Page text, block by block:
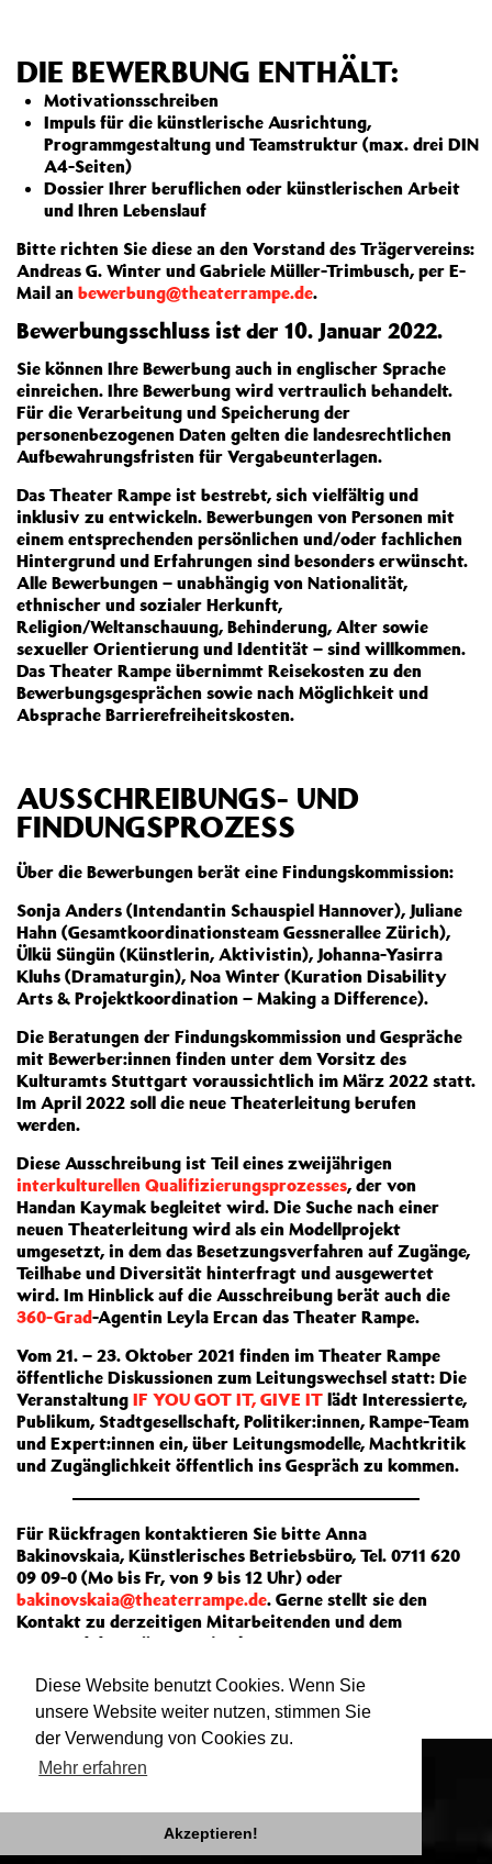
Diese Website benutzt Cookies. Wenn Sie
unsere Website weiter nutzen, stimmen Sie
der Verwendung von Cookies zu.
Mehr erfahren
Akzeptieren!
DIE BEWERBUNG ENTHÄLT:
Motivationsschreiben
Impuls für die künstlerische Ausrichtung,
Programmgestaltung und Teamstruktur (max. drei DIN
A4-Seiten)
Dossier Ihrer beruflichen oder künstlerischen Arbeit
und Ihren Lebenslauf
Bitte richten Sie diese an den Vorstand des Trägervereins:
Andreas G. Winter und Gabriele Müller-Trimbusch, per E-
Mail an bewerbung@theaterrampe.de.
Bewerbungsschluss ist der 10. Januar 2022.
Sie können Ihre Bewerbung auch in englischer Sprache
einreichen. Ihre Bewerbung wird vertraulich behandelt.
Für die Verarbeitung und Speicherung der
personenbezogenen Daten gelten die landesrechtlichen
Aufbewahrungsfristen für Vergabeunterlagen.
Das Theater Rampe ist bestrebt, sich vielfältig und
inklusiv zu entwickeln. Bewerbungen von Personen mit
einem entsprechenden persönlichen und/oder fachlichen
Hintergrund und Erfahrungen sind besonders erwünscht.
Alle Bewerbungen – unabhängig von Nationalität,
ethnischer und sozialer Herkunft,
Religion/Weltanschauung, Behinderung, Alter sowie
sexueller Orientierung und Identität – sind willkommen.
Das Theater Rampe übernimmt Reisekosten zu den
Bewerbungsgesprächen sowie nach Möglichkeit und
Absprache Barrierefreiheitskosten.
AUSSCHREIBUNGS- UND
FINDUNGSPROZESS
Über die Bewerbungen berät eine Findungskommission:
Sonja Anders (Intendantin Schauspiel Hannover), Juliane
Hahn (Gesamtkoordinationsteam Gessnerallee Zürich),
Ülkü Süngün (Künstlerin, Aktivistin), Johanna-Yasirra
Kluhs (Dramaturgin), Noa Winter (Kuration Disability
Arts & Projektkoordination – Making a Difference).
Die Beratungen der Findungskommission und Gespräche
mit Bewerber:innen finden unter dem Vorsitz des
Kulturamts Stuttgart voraussichtlich im März 2022 statt.
Im April 2022 soll die neue Theaterleitung berufen
werden.
Diese Ausschreibung ist Teil eines zweijährigen
interkulturellen Qualifizierungsprozesses, der von
Handan Kaymak begleitet wird. Die Suche nach einer
neuen Theaterleitung wird als ein Modellprojekt
umgesetzt, in dem das Besetzungsverfahren auf Zugänge,
Teilhabe und Diversität hinterfragt und ausgewertet
wird. Im Hinblick auf die Ausschreibung berät auch die
360-Grad-Agentin Leyla Ercan das Theater Rampe.
Vom 21. – 23. Oktober 2021 finden im Theater Rampe
öffentliche Diskussionen zum Leitungswechsel statt: Die
Veranstaltung IF YOU GOT IT, GIVE IT lädt Interessierte,
Publikum, Stadtgesellschaft, Politiker:innen, Rampe-Team
und Expert:innen ein, über Leitungsmodelle, Machtkritik
und Zugänglichkeit öffentlich ins Gespräch zu kommen.
Für Rückfragen kontaktieren Sie bitte Anna
Bakinovskaia, Künstlerisches Betriebsbüro, Tel. 0711 620
09 09-0 (Mo bis Fr, von 9 bis 12 Uhr) oder
bakinovskaia@theaterrampe.de. Gerne stellt sie den
Kontakt zu derzeitigen Mitarbeitenden und dem
Vorstand des Trägervereins her.
Die Ausschreibungals PDF zum Download.